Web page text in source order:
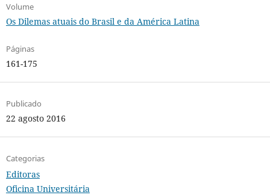
Volume
Os Dilemas atuais do Brasil e da América Latina
Páginas
161-175
Publicado
22 agosto 2016
Categorias
Editoras
Oficina Universitária